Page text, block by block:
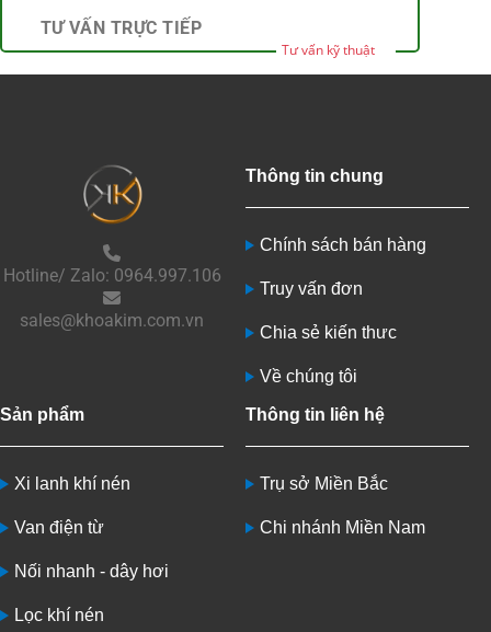
TƯ VẤN TRỰC TIẾP
Tư vấn kỹ thuật
Hotline/ Zalo: 0964.997.106
sales@khoakim.com.vn
Thông tin chung
Chính sách bán hàng
Truy vấn đơn
Chia sẻ kiến thưc
Về chúng tôi
Sản phẩm
Xi lanh khí nén
Van điện từ
Nối nhanh - dây hơi
Lọc khí nén
Thông tin liên hệ
Trụ sở Miền Bắc
Chi nhánh Miền Nam